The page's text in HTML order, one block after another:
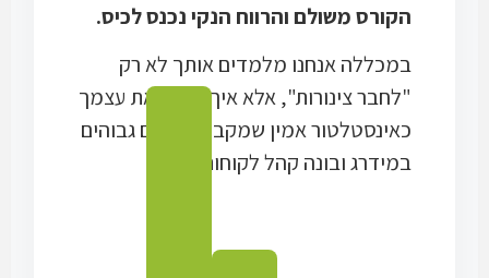
הקורס משולם והרווח הנקי נכנס לכיס.
במכללה אנחנו מלמדים אותך לא רק
"לחבר צינורות", אלא איך למתג את עצמך
כאינסטלטור אמין שמקבל דירוגים גבוהים
במידרג ובונה קהל לקוחות חוזר.